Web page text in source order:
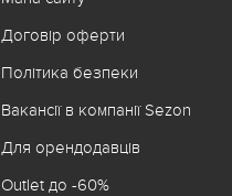
Договір оферти
Політика безпеки
Вакансії в компанії Sezon
Для орендодавців
Outlet до -60%